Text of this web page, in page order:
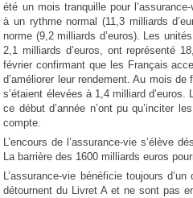
été un mois tranquille pour
à un rythme normal (11,3 milliards
norme (9,2 milliards d’euros). Les
2,1 milliards d’euros, ont représenté
février confirmant que les Français
d’améliorer leur rendement. Au mois
s’étaient élevées à 1,4 milliard
ce début d’année n’ont pu qu’inciter
compte.
L’encours de l’assurance-vie s’élève
La barrière des 1600 milliards euros
L’assurance-vie bénéficie toujours
détournent du Livret A et ne sont pas